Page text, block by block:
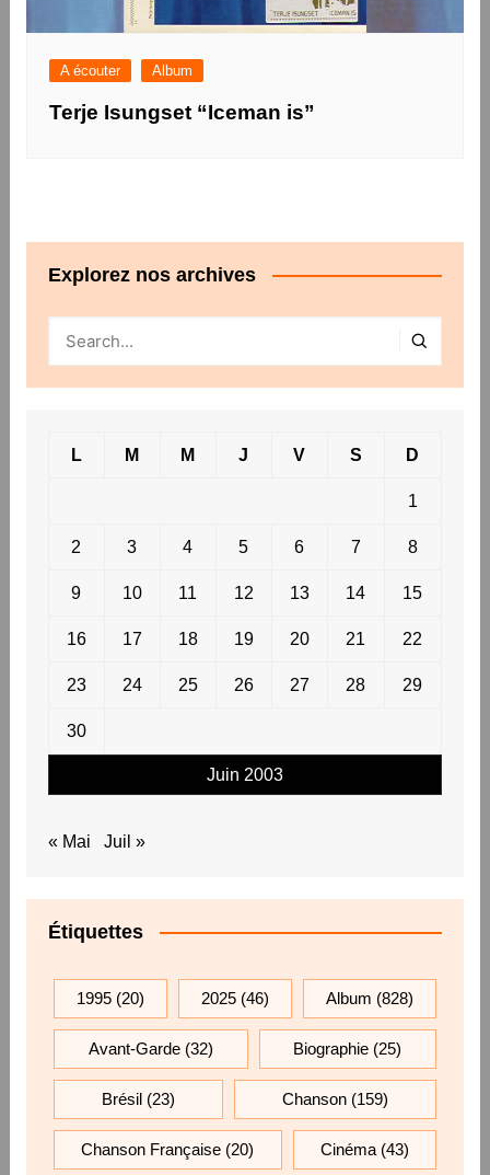
A écouter Album
Terje Isungset “Iceman is”
Explorez nos archives
Juin 2003
L M M J V S D
1
2 3 4 5 6 7 8
9 10 11 12 13 14 15
16 17 18 19 20 21 22
23 24 25 26 27 28 29
30
« Mai Juil »
Étiquettes
1995(20) 2025 (46) Album (828)
Avant-Garde(32) Biographie (25)
Brésil(23) Chanson (159)
Chanson Française (20) Cinéma(43)